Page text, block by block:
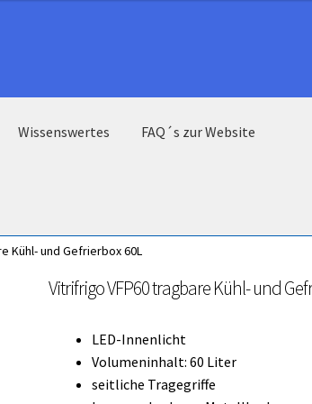
Wissenswertes FAQ´s zur Website
Kühl- und Gefrierbox 60L
Vitrifrigo VFP60 tragbare Kühl- und
LED-Innenlicht
Volumeninhalt: 60 Liter
seitliche Tragegriffe